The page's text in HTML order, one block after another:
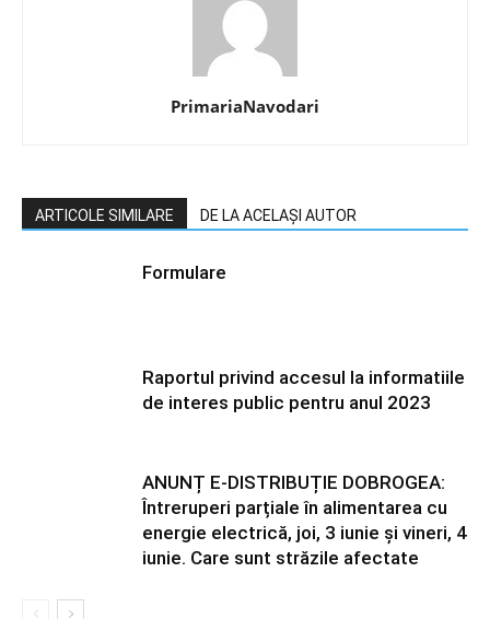
PrimariaNavodari
ARTICOLE SIMILARE DE LA ACELAȘI AUTOR
Formulare
Raportul privind accesul la informatiile
de interes public pentru anul 2023
ANUNȚ E-DISTRIBUȚIE DOBROGEA:
Întreruperi parțiale în alimentarea cu
energie electrică, joi, 3 iunie și vineri, 4
iunie. Care sunt străzile afectate